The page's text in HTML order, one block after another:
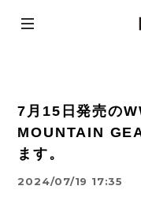
7月15日発売の
MOUNTAIN
ます。
2024/07/19 17:35